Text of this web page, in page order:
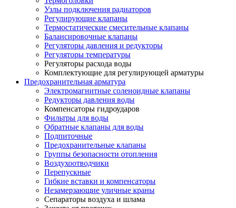
Узлы подключения радиаторов
Регулирующие клапаны
Термостатические смесительные клапаны
Балансировочные клапаны
Регуляторы давления и редукторы
Регуляторы температуры
Регуляторы расхода воды
Комплектующие для регулирующей арматуры
Предохранительная арматура
Электромагнитные соленоидные клапаны
Редукторы давления воды
Компенсаторы гидроударов
Фильтры для воды
Обратные клапаны для воды
Подпиточные
Предохранительные клапаны
Группы безопасности отопления
Воздухоотводчики
Перепускные
Гибкие вставки и компенсаторы
Незамерзающие уличные краны
Сепараторы воздуха и шлама